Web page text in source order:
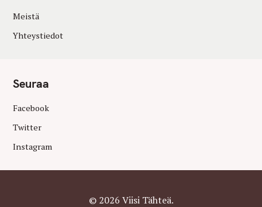
Meistä
Yhteystiedot
Seuraa
Facebook
Twitter
Instagram
© 2026 Viisi Tähteä.